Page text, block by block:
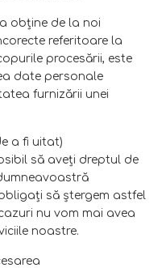
obţine de la noi
referitoare la
procesării, este
date personale
furnizării unei
a fi uitat)
să aveţi dreptul de
să ştergem astfel
nu vom mai avea
noastre.